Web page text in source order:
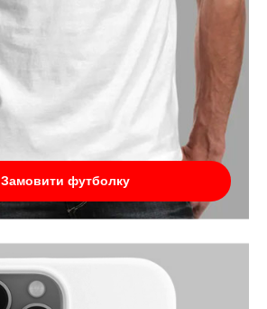
Замовити футболку